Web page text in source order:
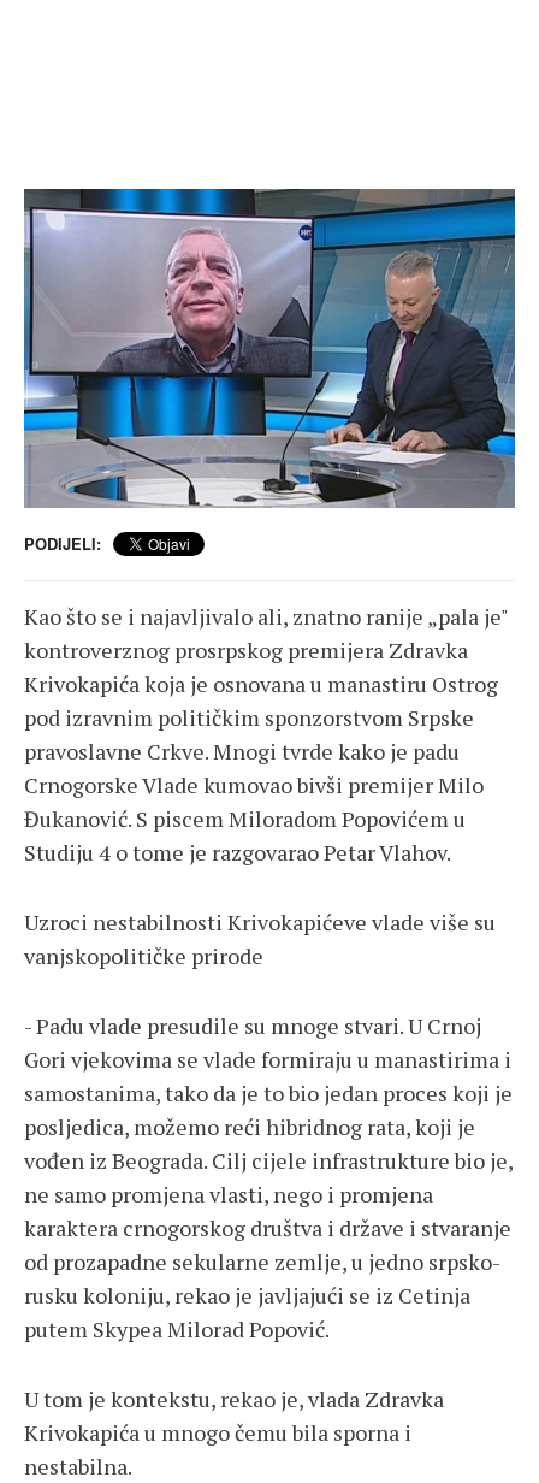
PODIJELI:
Kao što se i najavljivalo ali, znatno ranije „pala je"
kontroverznog prosrpskog premijera Zdravka
Krivokapića koja je osnovana u manastiru Ostrog
pod izravnim političkim sponzorstvom Srpske
pravoslavne Crkve. Mnogi tvrde kako je padu
Crnogorske Vlade kumovao bivši premijer Milo
Đukanović. S piscem Miloradom Popovićem u
Studiju 4 o tome je razgovarao Petar Vlahov.
Uzroci nestabilnosti Krivokapićeve vlade više su
vanjskopolitičke prirode
- Padu vlade presudile su mnoge stvari. U Crnoj
Gori vjekovima se vlade formiraju u manastirima i
samostanima, tako da je to bio jedan proces koji je
posljedica, možemo reći hibridnog rata, koji je
vođen iz Beograda. Cilj cijele infrastrukture bio je,
ne samo promjena vlasti, nego i promjena
karaktera crnogorskog društva i države i stvaranje
od prozapadne sekularne zemlje, u jedno srpsko-
rusku koloniju, rekao je javljajući se iz Cetinja
putem Skypea Milorad Popović.
U tom je kontekstu, rekao je, vlada Zdravka
Krivokapića u mnogo čemu bila sporna i
nestabilna.